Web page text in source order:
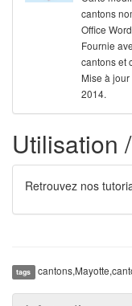
cantons
Office
Fournie
cantons et
Mise à
2014.
Utilisation
Retrouvez nos
tags